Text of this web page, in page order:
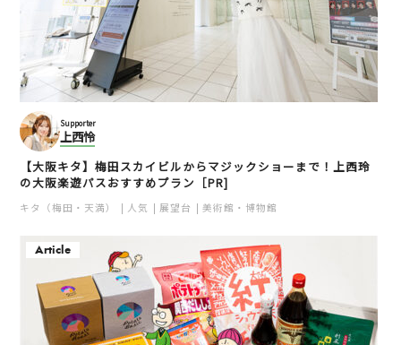
Supporter
上西怜
【大阪キタ】梅田スカイビルからマジックショーまで！上西玲
の大阪楽遊パスおすすめプラン［PR]
キタ（梅田・天満） 人気 展望台 美術館・博物館
Article